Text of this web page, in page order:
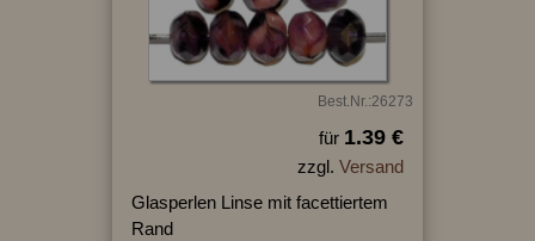
Best.Nr.:26273
für 1.39 €
zzgl. Versand
Glasperlen Linse mit facettiertem
Rand